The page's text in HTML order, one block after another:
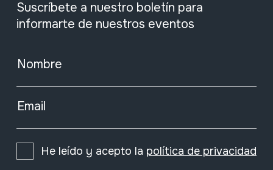
Suscríbete a nuestro boletín para
informarte de nuestros eventos
Nombre
Email
He leído y acepto la política de privacidad